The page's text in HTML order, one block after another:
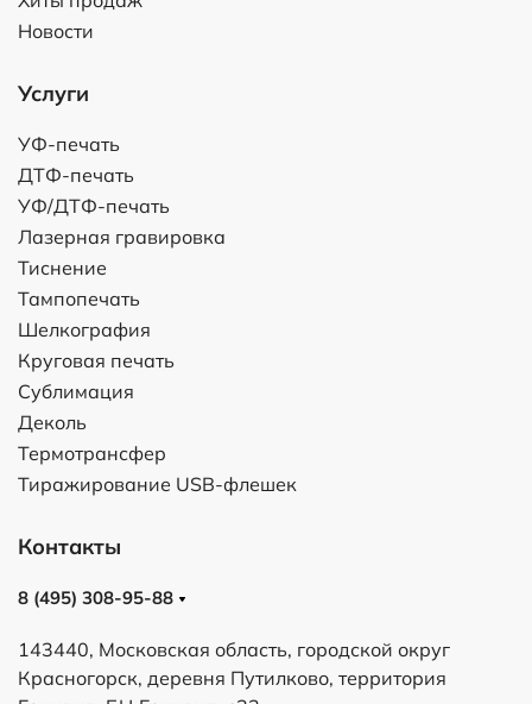
Новости
Услуги
УФ-печать
ДТФ-печать
УФ/ДТФ-печать
Лазерная гравировка
Тиснение
Тампопечать
Шелкография
Круговая печать
Сублимация
Деколь
Термотрансфер
Тиражирование USB-флешек
Контакты
8 (495) 308-95-88
143440, Московская область, городской округ
Красногорск, деревня Путилково, территория